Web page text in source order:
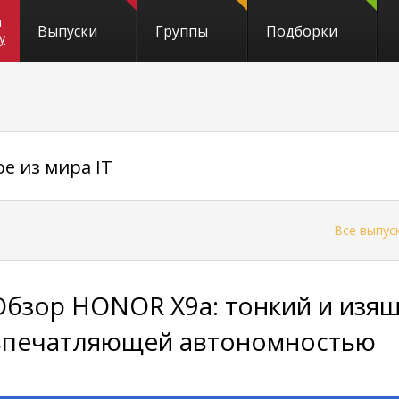
Выпуски Группы Подборки
из мира IT
Все
HONOR X9a: тонкий и
автономностью